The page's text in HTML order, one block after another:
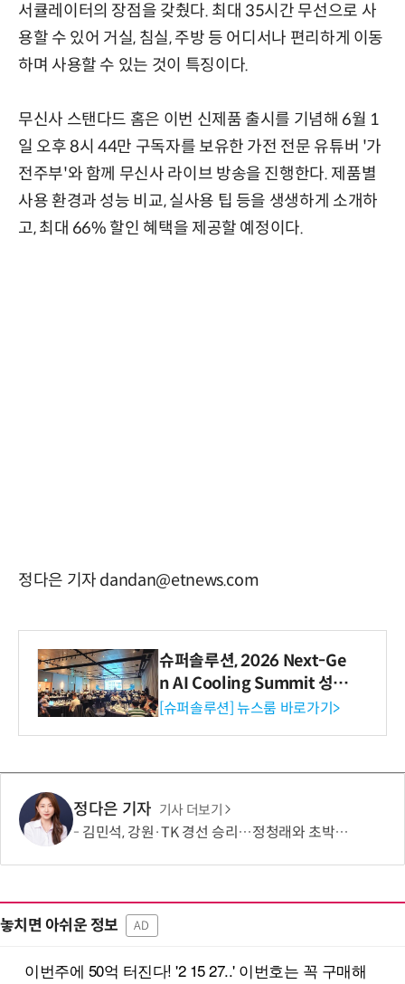
서큘레이터의 장점을 갖췄다. 최대 35시간 무선으로 사
용할 수 있어 거실, 침실, 주방 등 어디서나 편리하게 이동
하며 사용할 수 있는 것이 특징이다.
무신사 스탠다드 홈은 이번 신제품 출시를 기념해 6월 1
일 오후 8시 44만 구독자를 보유한 가전 전문 유튜버 '가
전주부'와 함께 무신사 라이브 방송을 진행한다. 제품별
사용 환경과 성능 비교, 실사용 팁 등을 생생하게 소개하
고, 최대 66% 할인 혜택을 제공할 예정이다.
정다은 기자 dandan@etnews.com
슈퍼솔루션, 2026 Next-Ge
n AI Cooling Summit 성황
리 성료
[슈퍼솔루션] 뉴스룸 바로가기>
정다은 기자 기사 더보기
김민석, 강원·TK 경선 승리…정청래와 초박빙 승부 지속
놓치면 아쉬운 정보 AD